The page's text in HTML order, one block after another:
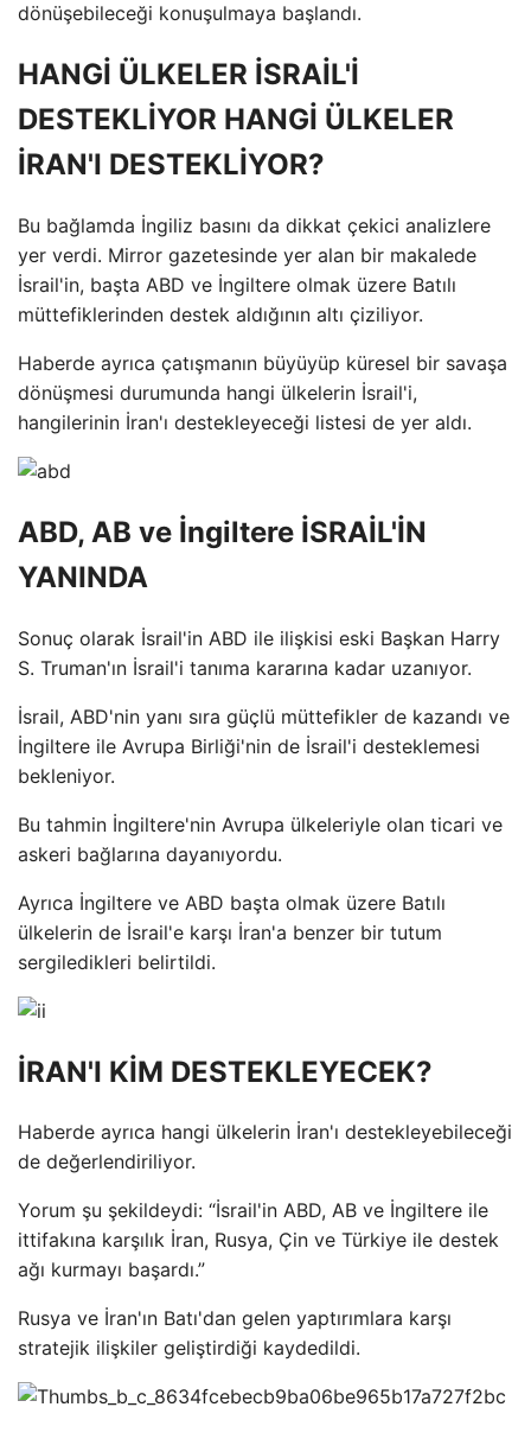
dönüşebileceği konuşulmaya başlandı.
HANGİ ÜLKELER İSRAİL'İ
DESTEKLİYOR HANGİ ÜLKELER
İRAN'I DESTEKLİYOR?
Bu bağlamda İngiliz basını da dikkat çekici analizlere
yer verdi. Mirror gazetesinde yer alan bir makalede
İsrail'in, başta ABD ve İngiltere olmak üzere Batılı
müttefiklerinden destek aldığının altı çiziliyor.
Haberde ayrıca çatışmanın büyüyüp küresel bir savaşa
dönüşmesi durumunda hangi ülkelerin İsrail'i,
hangilerinin İran'ı destekleyeceği listesi de yer aldı.
ABD, AB ve İngiltere İSRAİL'İN
YANINDA
Sonuç olarak İsrail'in ABD ile ilişkisi eski Başkan Harry
S. Truman'ın İsrail'i tanıma kararına kadar uzanıyor.
İsrail, ABD'nin yanı sıra güçlü müttefikler de kazandı ve
İngiltere ile Avrupa Birliği'nin de İsrail'i desteklemesi
bekleniyor.
Bu tahmin İngiltere'nin Avrupa ülkeleriyle olan ticari ve
askeri bağlarına dayanıyordu.
Ayrıca İngiltere ve ABD başta olmak üzere Batılı
ülkelerin de İsrail'e karşı İran'a benzer bir tutum
sergiledikleri belirtildi.
İRAN'I KİM DESTEKLEYECEK?
Haberde ayrıca hangi ülkelerin İran'ı destekleyebileceği
de değerlendiriliyor.
Yorum şu şekildeydi: “İsrail'in ABD, AB ve İngiltere ile
ittifakına karşılık İran, Rusya, Çin ve Türkiye ile destek
ağı kurmayı başardı.”
Rusya ve İran'ın Batı'dan gelen yaptırımlara karşı
stratejik ilişkiler geliştirdiği kaydedildi.